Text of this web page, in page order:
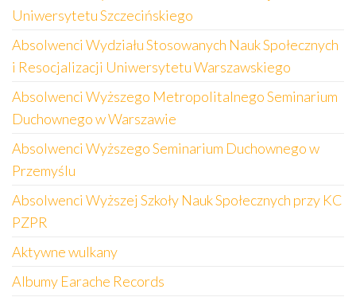
Uniwersytetu Szczecińskiego
Absolwenci Wydziału Stosowanych Nauk Społecznych
i Resocjalizacji Uniwersytetu Warszawskiego
Absolwenci Wyższego Metropolitalnego Seminarium
Duchownego w Warszawie
Absolwenci Wyższego Seminarium Duchownego w
Przemyślu
Absolwenci Wyższej Szkoły Nauk Społecznych przy KC
PZPR
Aktywne wulkany
Albumy Earache Records